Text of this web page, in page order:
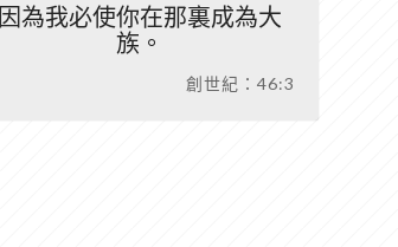
因為我必使你在那裏成為大
族。
創世紀：46:3